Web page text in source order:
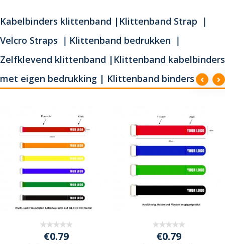
Kabelbinders klittenband |Klittenband Strap ｜
Velcro Straps ｜Klittenband bedrukken ｜
Zelfklevend klittenband |Klittenband kabelbinders
met eigen bedrukking | Klittenband binders
€0.79 €0.79